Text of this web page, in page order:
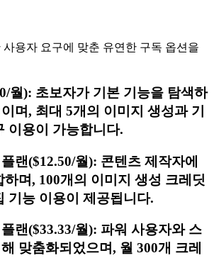
사용자 요구에 맞춘 유연한 구독 옵션을
월): 초보자가 기본 기능을 탐색하
며, 최대 5개의 이미지 생성과 기
이용이 가능합니다.
랜($12.50/월): 콘텐츠 제작자에
하며, 100개의 이미지 생성 크레딧
기능 이용이 제공됩니다.
랜($33.33/월): 파워 사용자와 스
맞춤화되었으며, 월 300개 크레